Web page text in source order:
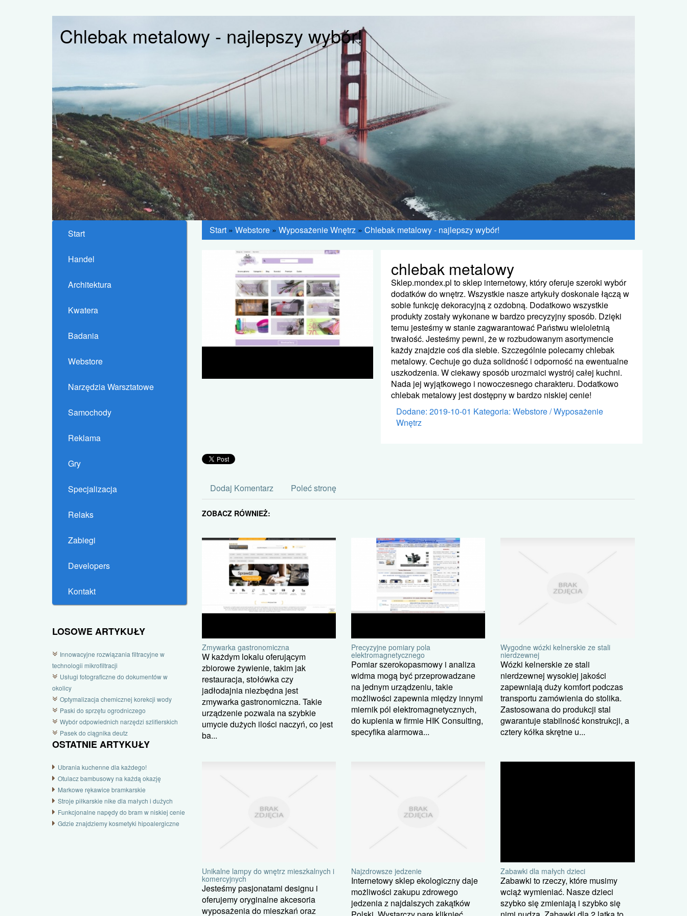
Chlebak metalowy - najlepszy wybór!
Start
Handel
Architektura
Kwatera
Badania
Webstore
Narzędzia Warsztatowe
Samochody
Reklama
Gry
Specjalizacja
Relaks
Zabiegi
Developers
Kontakt
LOSOWE ARTYKUŁY
Innowacyjne rozwiązania filtracyjne w
technologii mikrofiltracji
Usługi fotograficzne do dokumentów w
okolicy
Optymalizacja chemicznej korekcji wody
Paski do sprzętu ogrodniczego
Wybór odpowiednich narzędzi szlifierskich
Pasek do ciągnika deutz
OSTATNIE ARTYKUŁY
Ubrania kuchenne dla każdego!
Otulacz bambusowy na każdą okazję
Markowe rękawice bramkarskie
Stroje piłkarskie nike dla małych i dużych
Funkcjonalne napędy do bram w niskiej cenie
Gdzie znajdziemy kosmetyki hipoalergiczne
Start» Webstore» Wyposażenie Wnętrz» Chlebak metalowy - najlepszy wybór!
chlebak metalowy
Sklep.mondex.pl to sklep internetowy, który oferuje szeroki wybór
dodatków do wnętrz. Wszystkie nasze artykuły doskonale łączą w
sobie funkcję dekoracyjną z ozdobną. Dodatkowo wszystkie
produkty zostały wykonane w bardzo precyzyjny sposób. Dzięki
temu jesteśmy w stanie zagwarantować Państwu wieloletnią
trwałość. Jesteśmy pewni, że w rozbudowanym asortymencie
każdy znajdzie coś dla siebie. Szczególnie polecamy chlebak
metalowy. Cechuje go duża solidność i odporność na ewentualne
uszkodzenia. W ciekawy sposób urozmaici wystrój całej kuchni.
Nada jej wyjątkowego i nowoczesnego charakteru. Dodatkowo
chlebak metalowy jest dostępny w bardzo niskiej cenie!
Dodane: 2019-10-01 Kategoria: Webstore / Wyposażenie
Wnętrz
Dodaj Komentarz Poleć stronę
ZOBACZ RÓWNIEŻ:
Zmywarka gastronomiczna
W każdym lokalu oferującym
zbiorowe żywienie, takim jak
restauracja, stołówka czy
jadłodajnia niezbędna jest
zmywarka gastronomiczna. Takie
urządzenie pozwala na szybkie
umycie dużych ilości naczyń, co jest
ba...
Precyzyjne pomiary pola
elektromagnetycznego
Pomiar szerokopasmowy i analiza
widma mogą być przeprowadzane
na jednym urządzeniu, takie
możliwości zapewnia między innymi
miernik pól elektromagnetycznych,
do kupienia w firmie HIK Consulting,
specyfika alarmowa...
Wygodne wózki kelnerskie ze stali
nierdzewnej
Wózki kelnerskie ze stali
nierdzewnej wysokiej jakości
zapewniają duży komfort podczas
transportu zamówienia do stolika.
Zastosowana do produkcji stal
gwarantuje stabilność konstrukcji, a
cztery kółka skrętne u...
Unikalne lampy do wnętrz mieszkalnych i
komercyjnych
Jesteśmy pasjonatami designu i
oferujemy oryginalne akcesoria
wyposażenia do mieszkań oraz
Najzdrowsze jedzenie
Internetowy sklep ekologiczny daje
możliwości zakupu zdrowego
jedzenia z najdalszych zakątków
Zabawki dla małych dzieci
Zabawki to rzeczy, które musimy
wciąż wymieniać. Nasze dzieci
szybko się zmieniają i szybko się